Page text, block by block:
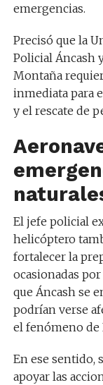
emergencias.
Precisó que la
Policial Áncash
Montaña
inmediata para
y el rescate de
El jefe policial
helicóptero
fortalecer la
ocasionadas
que Áncash se
podrían verse
el fenómeno de
En ese sentido,
apoyar las